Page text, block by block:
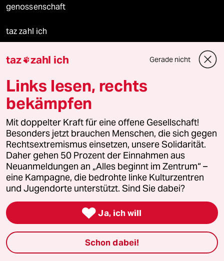
genossenschaft
taz zahl ich
recherchefonds ausland
panterstiftung
panterpreis 2026
Podcast
bundestalk
fernverbindung
klima update°
Mauerecho
taz zahl ich Gerade nicht
Links lesen, rechts
bekämpfen
Mit doppelter Kraft für eine offene Gesellschaft!
Besonders jetzt brauchen Menschen, die sich gegen
Rechtsextremismus einsetzen, unsere Solidarität.
Daher gehen 50 Prozent der Einnahmen aus
Neuanmeldungen an „Alles beginnt im Zentrum“ –
eine Kampagne, die bedrohte linke Kulturzentren
und Jugendorte unterstützt. Sind Sie dabei?
 Ja, ich will
Schon dabei!